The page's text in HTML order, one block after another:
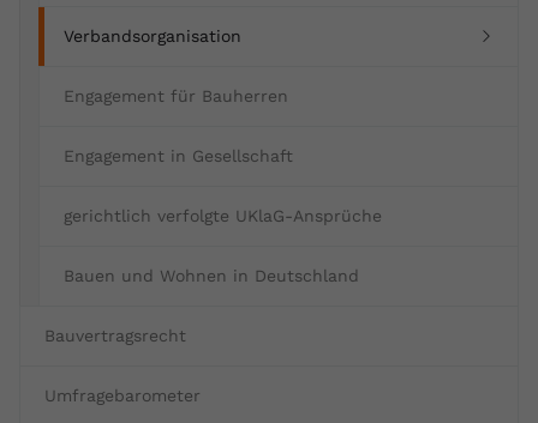
Verbandsorganisation
Engagement für Bauherren
Engagement in Gesellschaft
gerichtlich verfolgte UKlaG-Ansprüche
Bauen und Wohnen in Deutschland
Bauvertragsrecht
Umfragebarometer